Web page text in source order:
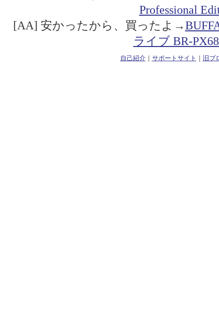
Professional
[AA] 安かったから、買ったよ→
ライブ BR-
自己紹介｜ サポートサイト ｜ 旧ブ